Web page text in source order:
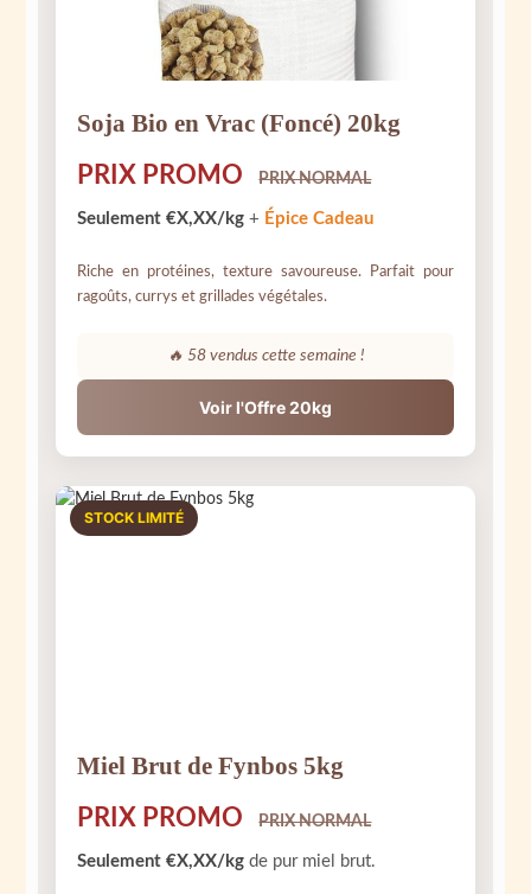
Soja Bio en Vrac (Foncé) 20kg
PRIX PROMO PRIX NORMAL
Seulement €X,XX/kg + Épice Cadeau
Riche en protéines, texture savoureuse. Parfait pour
ragoûts, currys et grillades végétales.
🔥 58vendus cette semaine !
Voir l'Offre 20kg
STOCK LIMITÉ
Miel Brut de Fynbos 5kg
PRIX PROMO PRIX NORMAL
Seulement €X,XX/kg de pur miel brut.